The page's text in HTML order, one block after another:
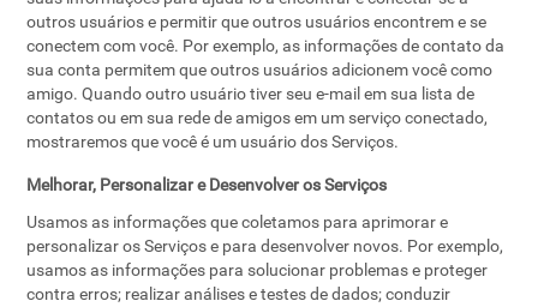
outros usuários e permitir que outros usuários encontrem e se
conectem com você. Por exemplo, as informações de contato da
sua conta permitem que outros usuários adicionem você como
amigo. Quando outro usuário tiver seu e-mail em sua lista de
contatos ou em sua rede de amigos em um serviço conectado,
mostraremos que você é um usuário dos Serviços.
Melhorar, Personalizar e Desenvolver os Serviços
Usamos as informações que coletamos para aprimorar e
personalizar os Serviços e para desenvolver novos. Por exemplo,
usamos as informações para solucionar problemas e proteger
contra erros; realizar análises e testes de dados; conduzir